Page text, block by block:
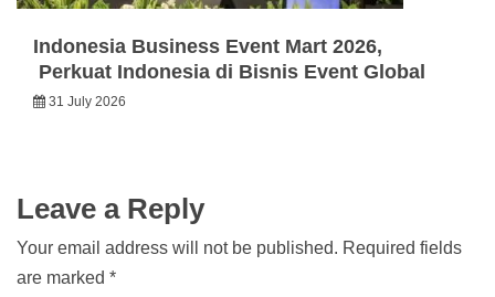
Indonesia Business Event Mart 2026,
Perkuat Indonesia di Bisnis Event Global
31 July 2026
Leave a Reply
Your email address will not be published. Required fields
are marked *